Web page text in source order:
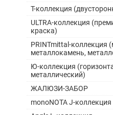
Т-коллекция
ULTRA-коллекция
краска)
PRINTmittal-коллекция
металлокамень,
Ю-коллекция
металлический)
ЖАЛЮЗИ-ЗАБОР
monoNOTA J-коллекция